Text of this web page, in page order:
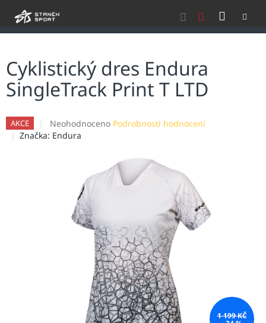
Cyklistický dres Endura
SingleTrack Print T LTD
AKCE
Průměrné
hodnocení
hvězdiček.
Neohodnoceno Podrobnosti hodnocení
Značka: Endura
1 199 KČ